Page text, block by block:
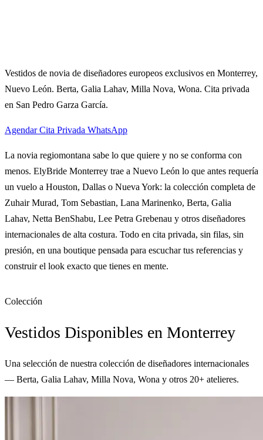
Vestidos de novia de diseñadores europeos exclusivos en Monterrey,
Nuevo León. Berta, Galia Lahav, Milla Nova, Wona. Cita privada
en San Pedro Garza García.
Agendar Cita Privada WhatsApp
La novia regiomontana sabe lo que quiere y no se conforma con
menos. ElyBride Monterrey trae a Nuevo León lo que antes requería
un vuelo a Houston, Dallas o Nueva York: la colección completa de
Zuhair Murad, Tom Sebastian, Lana Marinenko, Berta, Galia
Lahav, Netta BenShabu, Lee Petra Grebenau y otros diseñadores
internacionales de alta costura. Todo en cita privada, sin filas, sin
presión, en una boutique pensada para escuchar tus referencias y
construir el look exacto que tienes en mente.
Colección
Vestidos Disponibles en Monterrey
Una selección de nuestra colección de diseñadores internacionales
— Berta, Galia Lahav, Milla Nova, Wona y otros 20+ atelieres.